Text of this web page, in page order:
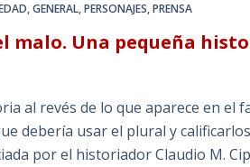
,GENERAL,PERSONAJES,PRENSA
malo. Una pequeña
al revés de lo que aparece en
debería usar el plural y
por el historiador Claudio M.